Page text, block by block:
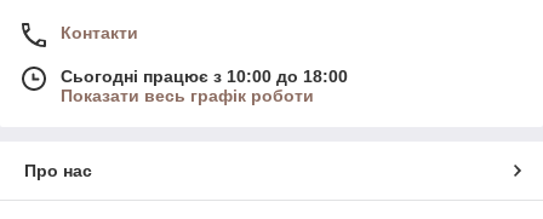
Контакти
Сьогодні працює з 10:00 до 18:00
Показати весь графік роботи
Про нас